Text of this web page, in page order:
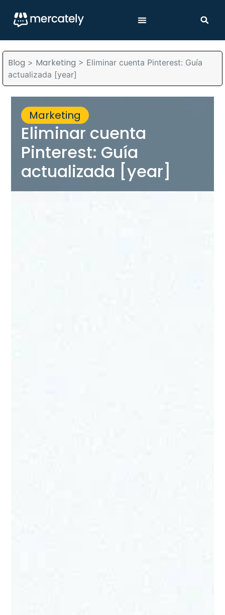
Blog > Marketing > Eliminar cuenta Pinterest: Guía
actualizada [year]
Marketing
Eliminar cuenta
Pinterest: Guía
actualizada [year]